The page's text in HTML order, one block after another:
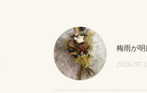
梅雨が明